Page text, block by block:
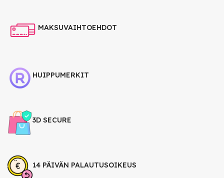
MAKSUVAIHTOEHDOT
HUIPPUMERKIT
3D SECURE
14 PÄIVÄN PALAUTUSOIKEUS